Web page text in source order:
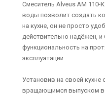
Смеситель Alveus AM
воды позволит создать
на кухне, он не просто
действительно надёжен,
функциональность на
эксплуатации
Установив на своей кухне
вращающимся выпуском